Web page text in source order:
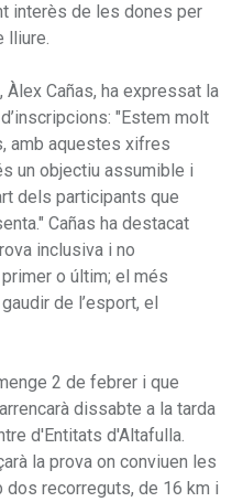
interès de les dones per
lliure.
Cañas, ha expressat la
"Estem molt
amb aquestes xifres
un objectiu assumible i
dels participants que
Cañas ha destacat
inclusiva i no
o últim; el més
de l’esport, el
2 de febrer i que
dissabte a la tarda
d'Entitats d'Altafulla.
la prova on conviuen les
dos recorreguts, de 16 km i